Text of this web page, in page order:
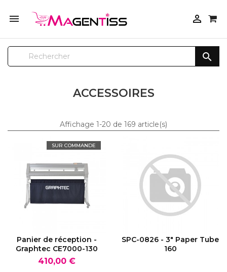
 

ACCESSOIRES
Affichage 1-20 de 169 article(s)
SUR COMMANDE
VOIR LE PRODUIT
Panier de réception -
Graphtec CE7000-130
Prix
410,00 €
VOIR LE PRODUIT
SPC-0826 - 3" Paper Tube
160